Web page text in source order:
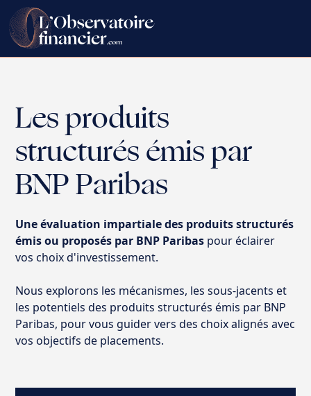
Les produits
structurés émis par
BNP Paribas
Une évaluation impartiale des produits structurés
émis ou proposés par BNP Paribas pour éclairer
vos choix d'investissement.
Nous explorons les mécanismes, les sous-jacents et
les potentiels des produits structurés émis par BNP
Paribas, pour vous guider vers des choix alignés avec
vos objectifs de placements.